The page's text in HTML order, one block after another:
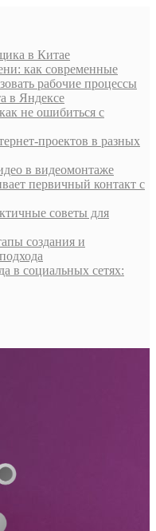
в Китае
как современные
рабочие процессы
в Яндексе
не ошибиться с
проектов в разных
в видеомонтаже
первичный контакт с
советы для
создания и
в социальных сетях: